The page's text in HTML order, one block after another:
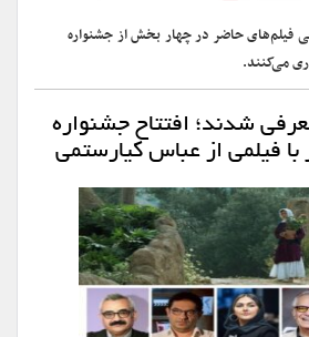
فیلم‌های حاضر در چهار بخش از جشنواره
می‌کنند.
شدند؛ افتتاح جشنواره
با فیلمی از عباس کیارستمی